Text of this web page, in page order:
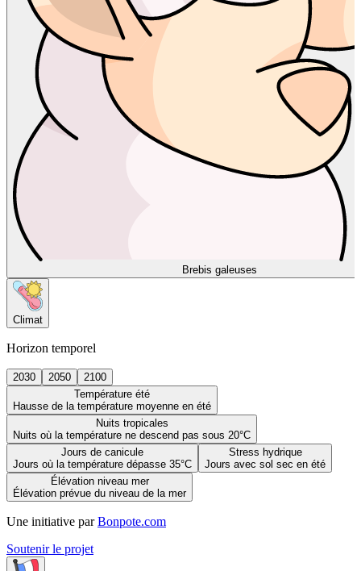
Brebis galeuses
Climat
Horizon temporel
2030 2050
2100
Température été
Hausse de la température moyenne en été
Nuits tropicales
Nuits où la température ne descend pas sous 20°C
Jours de canicule
Jours où la température dépasse 35°C
Stress hydrique
Jours avec sol sec en été
Élévation niveau mer
Élévation prévue du niveau de la mer
Une initiative par Bonpote.com
Soutenir le projet